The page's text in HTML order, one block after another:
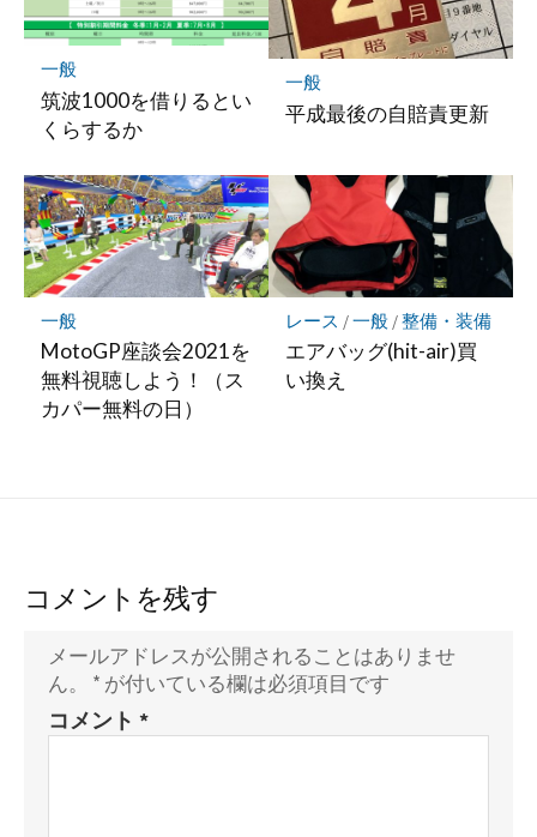
一般
筑波1000を借りるとい
くらするか
一般
平成最後の自賠責更新
一般
MotoGP座談会2021を
無料視聴しよう！（ス
カパー無料の日）
レース /一般/整備・装備
エアバッグ(hit-air)買
い換え
コメントを残す
メールアドレスが公開されることはありませ
ん。
* が付いている欄は必須項目です
コメント *